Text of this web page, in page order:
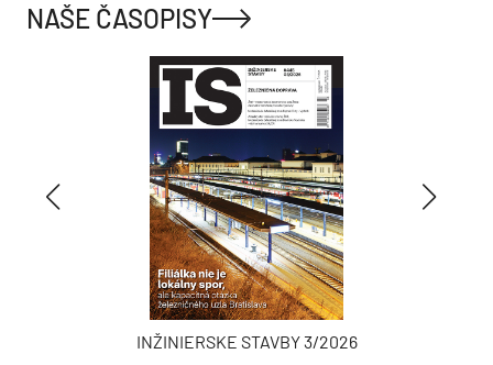
NAŠE ČASOPISY
INŽINIERSKE STAVBY 3/2026